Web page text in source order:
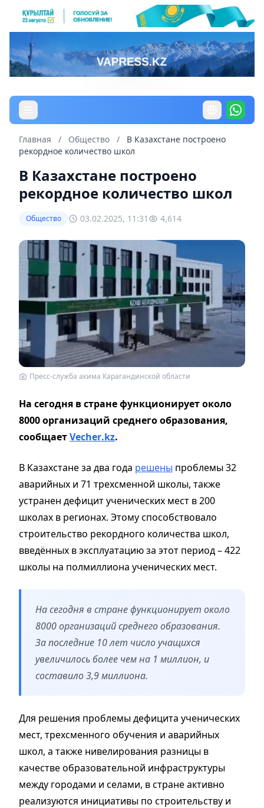
Главная / Общество /
В Казахстане построено
рекордное количество школ
В Казахстане построено
рекордное количество школ
Общество 03.02.2025, 11:31 4,614
Пресс-служба акима Карагандинской области
На сегодня в стране функционирует около
8000 организаций среднего образования,
сообщаетVecher.kz.
В Казахстане за два года решены проблемы 32
аварийных и 71 трехсменной школы, также
устранен дефицит ученических мест в 200
школах в регионах. Этому способствовало
строительство рекордного количества школ,
введённых в эксплуатацию за этот период – 422
школы на полмиллиона ученических мест.
На сегодня в стране функционирует около
8000 организаций среднего образования.
За последние 10 лет число учащихся
увеличилось более чем на 1 миллион, и
составило 3,9 миллиона.
Для решения проблемы дефицита ученических
мест, трехсменного обучения и аварийных
школ, а также нивелирования разницы в
качестве образовательной инфраструктуры
между городами и селами, в стране активно
реализуются инициативы по строительству и